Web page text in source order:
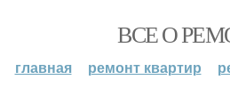
ВСЕ О
главная ремонт квартир